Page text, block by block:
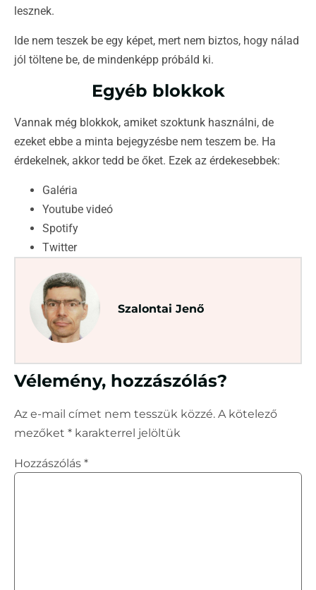
lesznek.
Ide nem teszek be egy képet, mert nem biztos, hogy nálad
jól töltene be, de mindenképp próbáld ki.
Egyéb blokkok
Vannak még blokkok, amiket szoktunk használni, de
ezeket ebbe a minta bejegyzésbe nem teszem be. Ha
érdekelnek, akkor tedd be őket. Ezek az érdekesebbek:
Galéria
Youtube videó
Spotify
Twitter
Szalontai Jenő
Vélemény, hozzászólás?
Az e-mail címet nem tesszük közzé. A kötelező
mezőket * karakterrel jelöltük
Hozzászólás *